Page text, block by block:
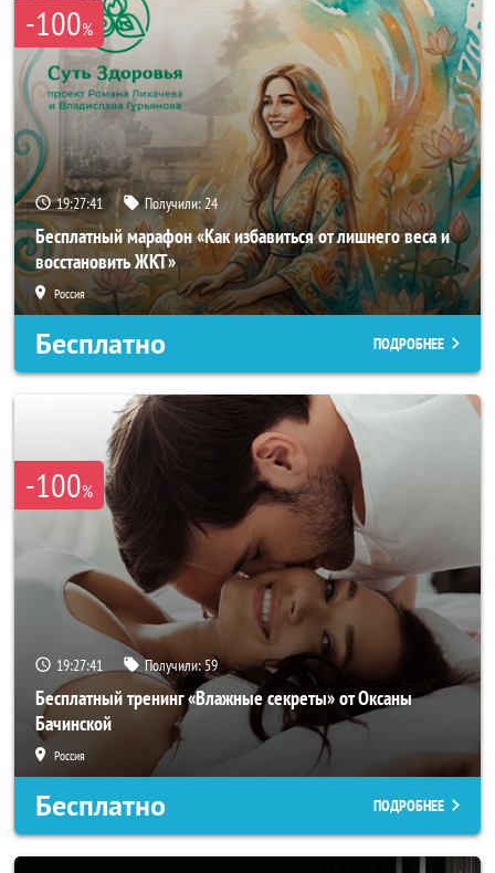
-100%
19:27:38 Получили:24
Бесплатный марафон «Как избавиться от лишнего веса и
восстановить ЖКТ»
Россия
Бесплатно ПОДРОБНЕЕ
-100%
19:27:38 Получили:59
Бесплатный тренинг «Влажные секреты» от Оксаны
Бачинской
Россия
Бесплатно ПОДРОБНЕЕ